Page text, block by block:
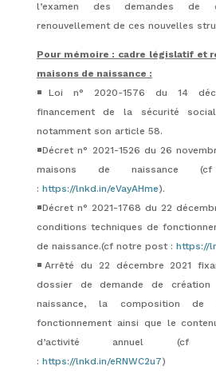
l’examen des demandes
renouvellement de ces nouvelles
Pour mémoire : cadre législatif et
maisons de naissance :
◾️Loi n° 2020-1576 du 14
financement de la sécurité
notamment son article 58.
◾️Décret n° 2021-1526 du 26
maisons de naissance
: https://lnkd.in/eVayAHme).
◾️Décret n° 2021-1768 du 22
conditions techniques de
de naissance.(cf notre post : https://
◾️Arrêté du 22 décembre 2021
dossier de demande de
naissance, la composition
fonctionnement ainsi que le
d’activité annuel (cf
: https://lnkd.in/eRNWC2u7)